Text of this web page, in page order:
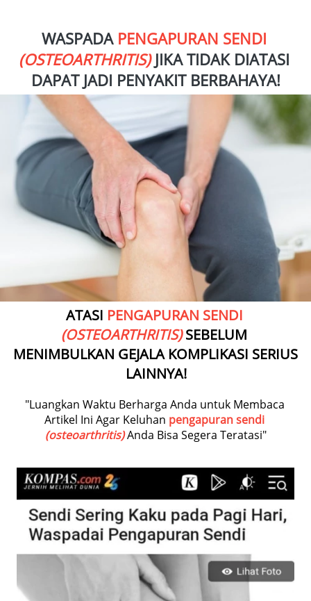
WASPADA
(OSTEOARTHRITIS) JIKA TIDAK DIATASI
DAPAT JADI PENYAKIT BERBAHAYA!
ATASI
(OSTEOARTHRITIS) SEBELUM
MENIMBULKAN GEJALA KOMPLIKASI SERIUS
LAINNYA!
"Luangkan Waktu Berharga Anda untuk Membaca
Artikel Ini Agar Keluhan
(osteoarthritis)Anda Bisa Segera Teratasi"